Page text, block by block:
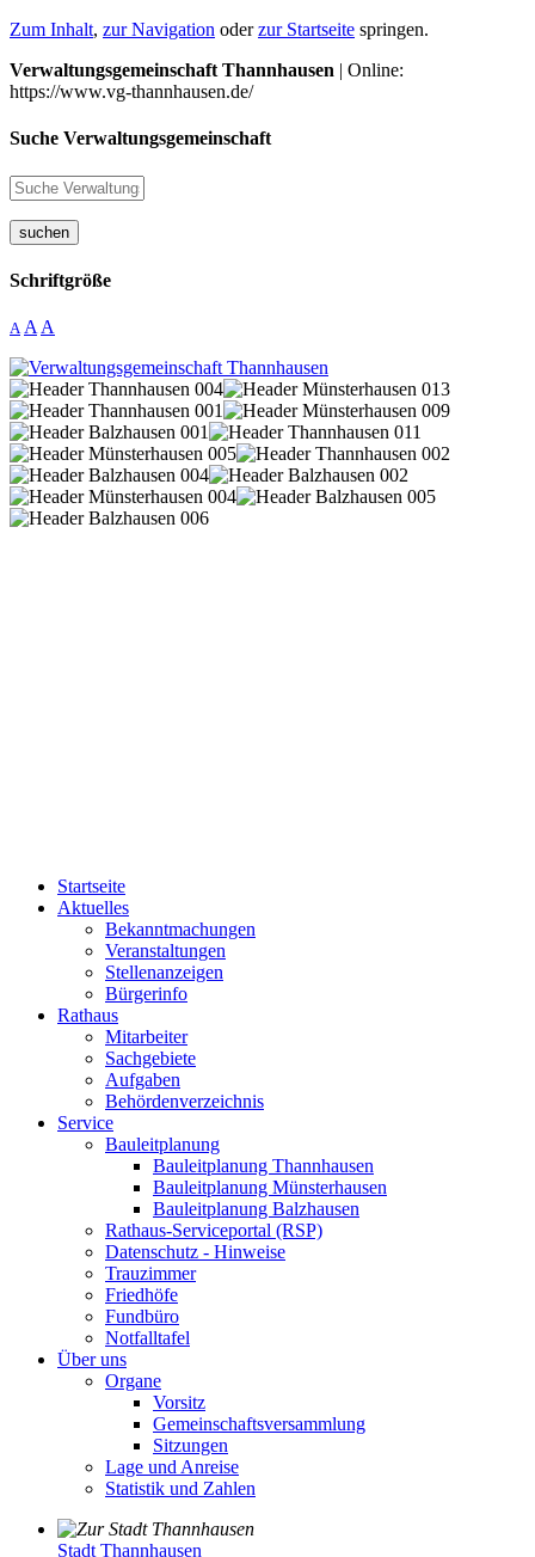
Zum Inhalt, zur Navigation oderzur Startseite springen.
Verwaltungsgemeinschaft Thannhausen | Online:
https://www.vg-thannhausen.de/
Suche Verwaltungsgemeinschaft
suchen
Schriftgröße
A A A
Startseite
Aktuelles
Bekanntmachungen
Veranstaltungen
Stellenanzeigen
Bürgerinfo
Rathaus
Mitarbeiter
Sachgebiete
Aufgaben
Behördenverzeichnis
Service
Bauleitplanung
Bauleitplanung Thannhausen
Bauleitplanung Münsterhausen
Bauleitplanung Balzhausen
Rathaus-Serviceportal (RSP)
Datenschutz - Hinweise
Trauzimmer
Friedhöfe
Fundbüro
Notfalltafel
Über uns
Organe
Vorsitz
Gemeinschaftsversammlung
Sitzungen
Lage und Anreise
Statistik und Zahlen
Stadt Thannhausen